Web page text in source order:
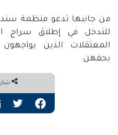
من جانبها تدعو منظمة سند
للتدخل في إطلاق سراح
المعتقلات الذين
بحقهن.
فيسبوك تويتر